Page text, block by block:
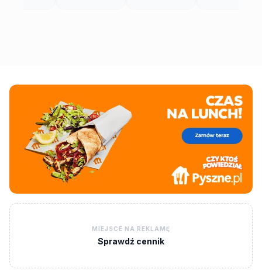
MIEJSCE NA REKLAMĘ
Sprawdź cennik